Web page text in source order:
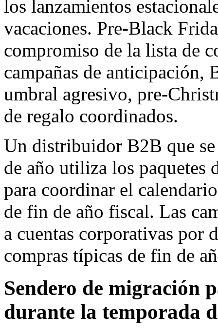
los lanzamientos
vacaciones. Pre-Black
compromiso de la lista de
campañas de anticipación,
umbral agresivo, pre-
de regalo coordinados.
Un distribuidor B2B que
de año utiliza los paquetes
para coordinar el
de fin de año fiscal. Las
a cuentas corporativas por
compras típicas de fin de
Sendero de migración
durante la temporada